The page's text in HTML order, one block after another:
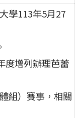
學113年5月27
度增列辦理芭蕾
組）賽事，相關